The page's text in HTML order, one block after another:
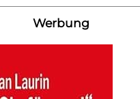
Werbung